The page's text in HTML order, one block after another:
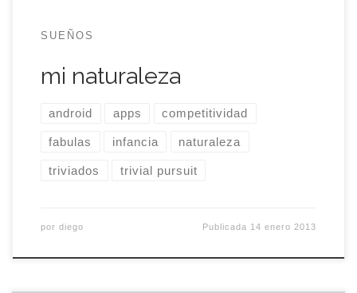
SUEÑOS
mi naturaleza
android apps competitividad
fabulas infancia naturaleza
triviados trivial pursuit
por diego Publicada 14 enero 2013